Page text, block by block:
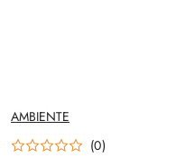
NAZWA
PRODUCENTA:
AMBIENTE
(0)